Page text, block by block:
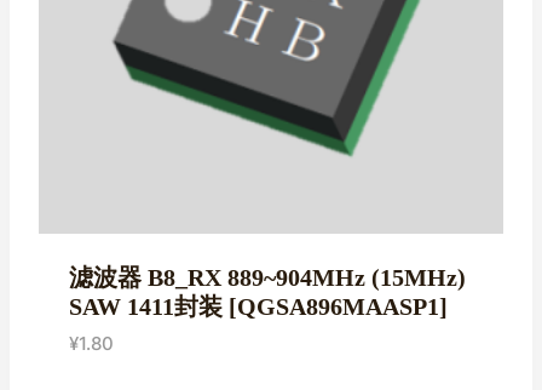
滤波器 B8_RX 889~904MHz (15MHz)
SAW 1411封装 [QGSA896MAASP1]
¥1.80